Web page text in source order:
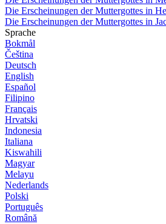
Die Erscheinungen der Muttergottes in
Die Erscheinungen der Muttergottes in
Sprache
Bokmål
Čeština
Deutsch
English
Español
Filipino
Français
Hrvatski
Indonesia
Italiana
Kiswahili
Magyar
Melayu
Nederlands
Polski
Português
Română